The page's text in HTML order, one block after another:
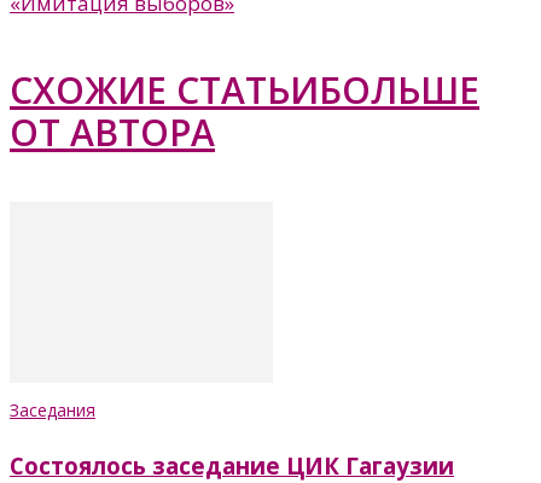
СХОЖИЕ СТАТЬИБОЛЬШЕ
ОТ АВТОРА
Заседания
Состоялось заседание ЦИК Гагаузии